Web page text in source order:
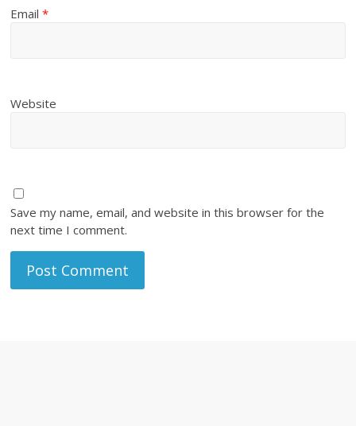
Email*
Website
Save my name, email, and website in this browser for the
next time I comment.